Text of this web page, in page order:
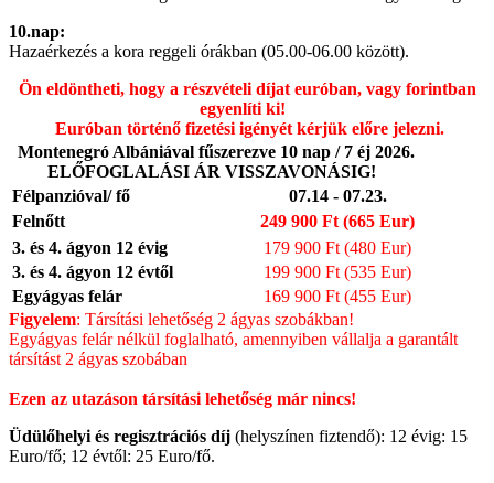
10.nap:
Hazaérkezés a kora reggeli órákban (05.00-06.00 között).
Ön eldöntheti, hogy a részvételi díjat euróban, vagy forintban
egyenlíti ki!
Euróban történő fizetési igényét kérjük előre jelezni.
Montenegró Albániával fűszerezve 10 nap / 7 éj 2026.
ELŐFOGLALÁSI ÁR VISSZAVONÁSIG!
Félpanzióval/ fő
07.14 - 07.23.
Felnőtt
249 900 Ft (665 Eur)
3. és 4. ágyon 12 évig
179 900 Ft (480 Eur)
3. és 4. ágyon 12 évtől
199 900 Ft (535 Eur)
Egyágyas felár
169 900 Ft (455 Eur)
Figyelem: Társítási lehetőség 2 ágyas szobákban!
Egyágyas felár nélkül foglalható, amennyiben vállalja a garantált
társítást 2 ágyas szobában
Ezen az utazáson társítási lehetőség már nincs!
Üdülőhelyi és regisztrációs díj (helyszínen fiztendő): 12 évig: 15
Euro/fő; 12 évtől: 25 Euro/fő.